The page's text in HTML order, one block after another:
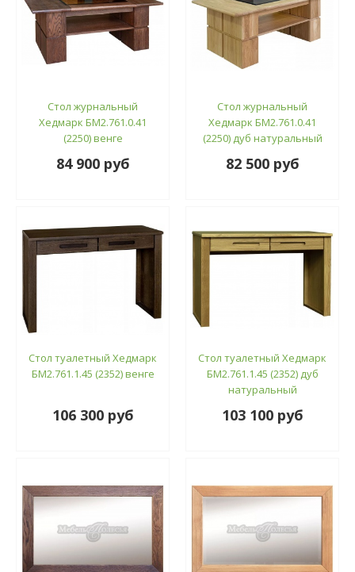
Стол журнальный
Хедмарк БМ2.761.0.41
(2250) венге
84 900 руб
Стол журнальный
Хедмарк БМ2.761.0.41
(2250) дуб натуральный
82 500 руб
Стол туалетный Хедмарк
БМ2.761.1.45 (2352) венге
106 300 руб
Стол туалетный Хедмарк
БМ2.761.1.45 (2352) дуб
натуральный
103 100 руб